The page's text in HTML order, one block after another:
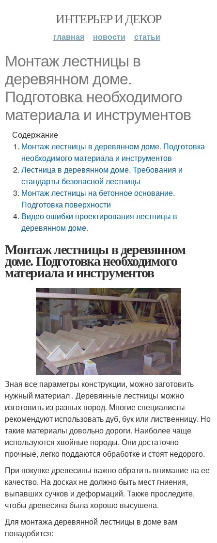
ИНТЕРЬЕР И ДЕКОР
главная новости статьи
Монтаж лестницы в
деревянном доме.
Подготовка необходимого
материала и инструментов
Содержание
Монтаж лестницы в деревянном доме. Подготовка
необходимого материала и инструментов
Лестница в деревянном доме. Требования и
стандарты безопасной лестницы
Монтаж лестницы на бетонное основание.
Подготовка поверхности
Видео ошибки проектирования лестницы в
деревянном доме.
Монтаж лестницы в деревянном
доме. Подготовка необходимого
материала и инструментов
Зная все параметры конструкции, можно заготовить
нужный материал . Деревянные лестницы можно
изготовить из разных пород. Многие специалисты
рекомендуют использовать дуб, бук или лиственницу. Но
такие материалы довольно дороги. Наиболее чаще
используются хвойные породы. Они достаточно
прочные, легко поддаются обработке и стоят недорого.
При покупке древесины важно обратить внимание на ее
качество. На досках не должно быть мест гниения,
выпавших сучков и деформаций. Также проследите,
чтобы древесина была хорошо высушена.
Для монтажа деревянной лестницы в доме вам
понадобится: